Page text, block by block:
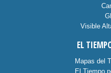
Visible
EL
Mapas del
El Tiempo